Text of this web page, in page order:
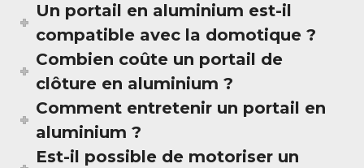
Un portail en aluminium est-il
compatible avec la domotique ?
Combien coûte un portail de
clôture en aluminium ?
Comment entretenir un portail en
aluminium ?
Est-il possible de motoriser un